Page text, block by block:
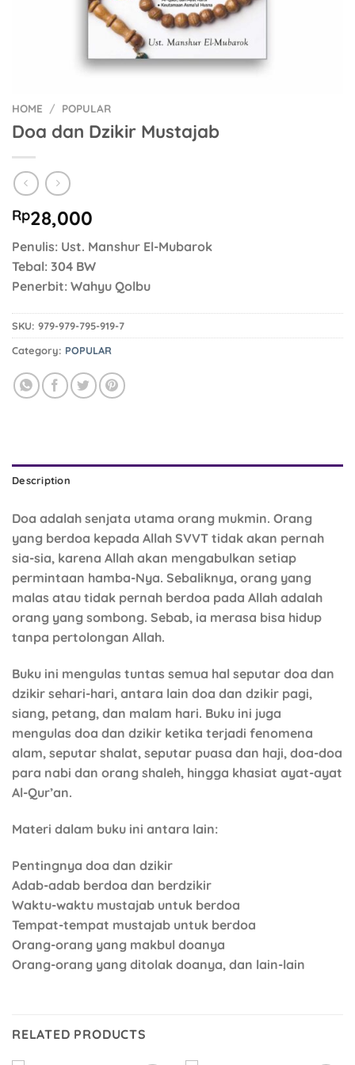
HOME / POPULAR
Doa dan Dzikir Mustajab
Rp28,000
Penulis: Ust. Manshur El-Mubarok
Tebal: 304 BW
Penerbit: Wahyu Qolbu
SKU: 979-979-795-919-7
Category: POPULAR
Description
Doa adalah senjata utama orang mukmin. Orang
yang berdoa kepada Allah SVVT tidak akan pernah
sia-sia, karena Allah akan mengabulkan setiap
permintaan hamba-Nya. Sebaliknya, orang yang
malas atau tidak pernah berdoa pada Allah adalah
orang yang sombong. Sebab, ia merasa bisa hidup
tanpa pertolongan Allah.
Buku ini mengulas tuntas semua hal seputar doa dan
dzikir sehari-hari, antara lain doa dan dzikir pagi,
siang, petang, dan malam hari. Buku ini juga
mengulas doa dan dzikir ketika terjadi fenomena
alam, seputar shalat, seputar puasa dan haji, doa-doa
para nabi dan orang shaleh, hingga khasiat ayat-ayat
Al-Qur’an.
Materi dalam buku ini antara lain:
Pentingnya doa dan dzikir
Adab-adab berdoa dan berdzikir
Waktu-waktu mustajab untuk berdoa
Tempat-tempat mustajab untuk berdoa
Orang-orang yang makbul doanya
Orang-orang yang ditolak doanya, dan lain-lain
RELATED PRODUCTS